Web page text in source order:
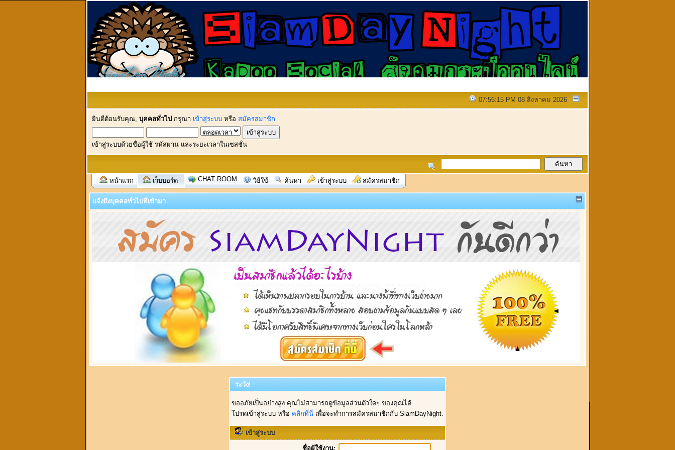
07:56:15 PM 08 สิงหาคม 2026
ยินดีต้อนรับคุณ, บุคคลทั่วไป กรุณา เข้าสู่ระบบ หรือ สมัครสมาชิก
เข้าสู่ระบบด้วยชื่อผู้ใช้ รหัสผ่าน และระยะเวลาในเซสชั่น
หน้าแรก เว็บบอร์ด CHAT ROOM วิธีใช้ ค้นหา เข้าสู่ระบบ สมัครสมาชิก
แจ้งถึงบุคคลทั่วไปที่เข้ามา
ระวัง!
ขออภัยเป็นอย่างสูง คุณไม่สามารถดูข้อมูลส่วนตัวใดๆ ของคุณได้
โปรดเข้าสู่ระบบ หรือ คลิกที่นี่ เพื่อจะทำการสมัครสมาชิกกับ SiamDayNight.
เข้าสู่ระบบ
ชื่อผู้ใช้งาน: